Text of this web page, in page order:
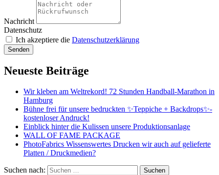
Nachricht
Datenschutz
Ich akzeptiere die Datenschutzerklärung
Senden
Neueste Beiträge
Wir kleben am Weltrekord! 72 Stunden Handball-Marathon in
Hamburg
Bühne frei für unsere bedruckten ✨Teppiche + Backdrops✨-
kostenloser Andruck!
Einblick hinter die Kulissen unsere Produktionsanlage
WALL OF FAME PACKAGE
PhotoFabrics Wissenswertes Drucken wir auch auf gelieferte
Platten / Druckmedien?
Suchen nach: